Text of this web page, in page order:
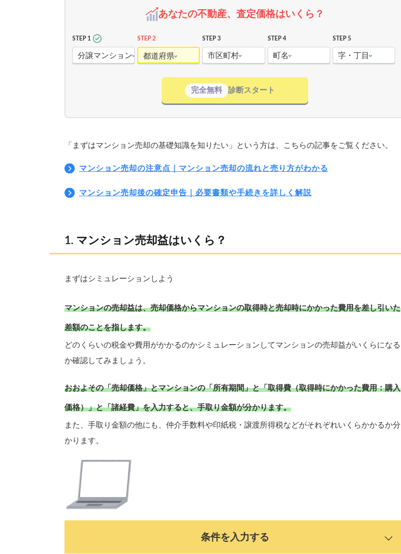
あなたの不動産、査定価格はいくら？
STEP 1
分譲マンション
STEP 2
都道府県
STEP 3
市区町村
STEP 4
町名
STEP 5
字・丁目
完全無料 診断スタート
「まずはマンション売却の基礎知識を知りたい」という方は、こちらの記事をご覧ください。
マンション売却の注意点｜マンション売却の流れと売り方がわかる
マンション売却後の確定申告｜必要書類や手続きを詳しく解説
マンション売却益はいくら？
まずはシミュレーションしよう
マンションの売却益は、売却価格からマンションの取得時と売却時にかかった費用を差し引いた
差額のことを指します。
どのくらいの税金や費用がかかるのかシミュレーションしてマンションの売却益がいくらになる
か確認してみましょう。
おおよその「売却価格」とマンションの「所有期間」と「取得費（取得時にかかった費用：購入
価格）」と「諸経費」を入力すると、手取り金額が分かります。
また、手取り金額の他にも、仲介手数料や印紙税・譲渡所得税などがそれぞれいくらかかるか分
かります。
条件を入力する